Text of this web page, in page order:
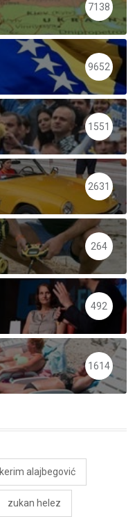
7138
9652
1551
2631
264
492
1614
kerim alajbegović
zukan helez